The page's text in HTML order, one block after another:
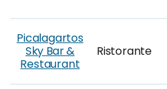
Picalagartos
Sky Bar &
Restaurant
Ristorante